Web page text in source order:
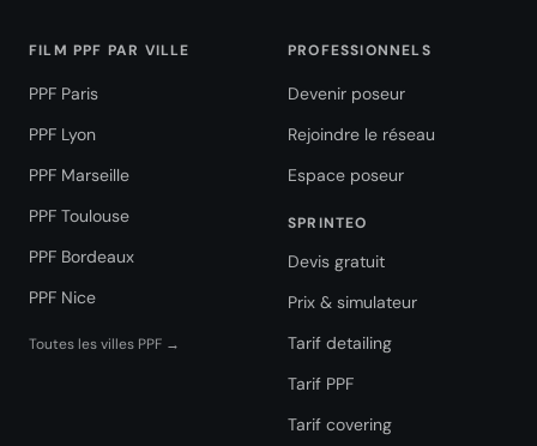
FILM PPF PAR VILLE
PPF Paris
PPF Lyon
PPF Marseille
PPF Toulouse
PPF Bordeaux
PPF Nice
Toutes les villes PPF →
PROFESSIONNELS
Devenir poseur
Rejoindre le réseau
Espace poseur
SPRINTEO
Devis gratuit
Prix & simulateur
Tarif detailing
Tarif PPF
Tarif covering